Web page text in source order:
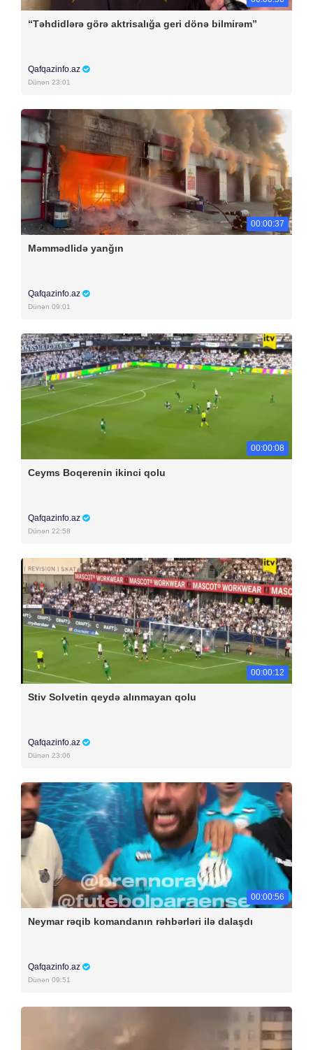
“Təhdidlərə görə aktrisalığa geri dönə bilmirəm”
Qafqazinfo.az
Dünən 23:01
00:00:37
Məmmədlidə yanğın
Qafqazinfo.az
Dünən 09:01
00:00:08
Ceyms Boqerenin ikinci qolu
Qafqazinfo.az
Dünən 22:58
00:00:12
Stiv Solvetin qeydə alınmayan qolu
Qafqazinfo.az
Dünən 23:06
00:00:56
Neymar rəqib komandanın rəhbərləri ilə dalaşdı
Qafqazinfo.az
Dünən 09:51